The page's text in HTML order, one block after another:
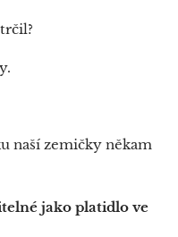
naší zemičky někam
jako platidlo ve